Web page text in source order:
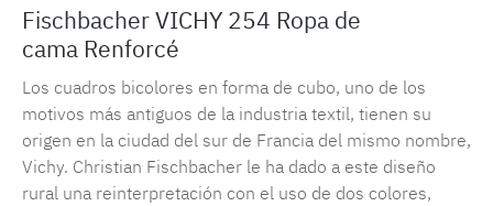
Fischbacher VICHY 254 Ropa de
cama Renforcé
Los cuadros bicolores en forma de cubo, uno de los
motivos más antiguos de la industria textil, tienen su
origen en la ciudad del sur de Francia del mismo nombre,
Vichy. Christian Fischbacher le ha dado a este diseño
rural una reinterpretación con el uso de dos colores,